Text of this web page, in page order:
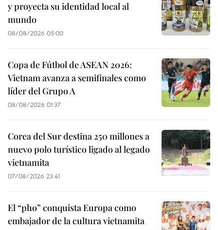
y proyecta su identidad local al
mundo
08/08/2026 05:00
Copa de Fútbol de ASEAN 2026:
Vietnam avanza a semifinales como
líder del Grupo A
08/08/2026 01:37
Corea del Sur destina 250 millones a
nuevo polo turístico ligado al legado
vietnamita
07/08/2026 23:41
El “pho” conquista Europa como
embajador de la cultura vietnamita